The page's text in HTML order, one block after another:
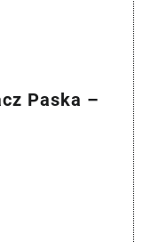
Paska –